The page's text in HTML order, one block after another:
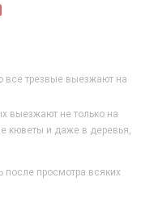
все трезвые выезжают на
выезжают не только на
кюветы и даже в деревья,
после просмотра всяких